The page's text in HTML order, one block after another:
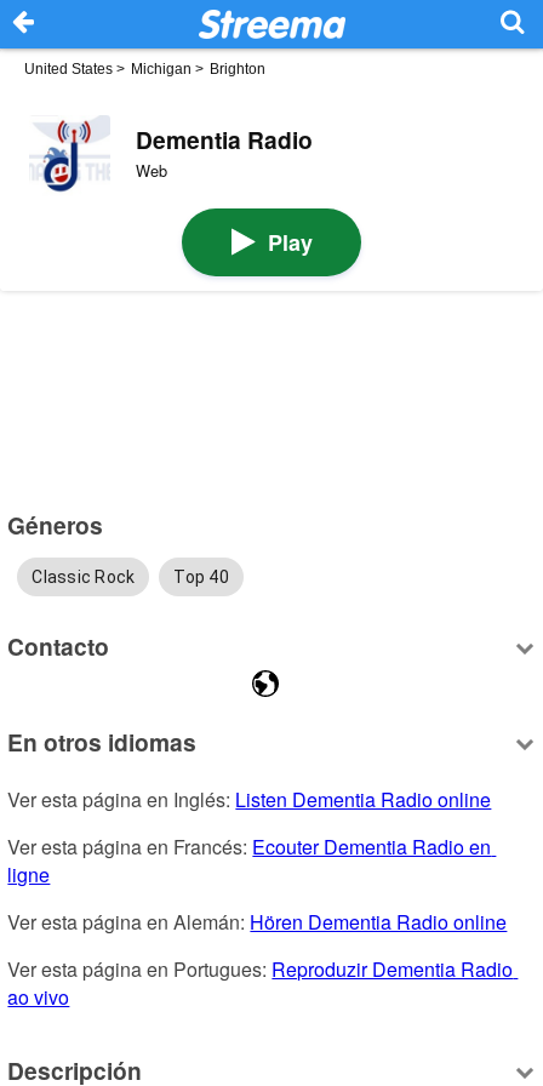
United States > Michigan > Brighton
Dementia Radio
Web
Play
Géneros
Classic Rock Top 40
Contacto
En otros idiomas
Ver esta página en Inglés: Listen Dementia Radio online
Ver esta página en Francés: Ecouter Dementia Radio en
ligne
Ver esta página en Alemán: Hören Dementia Radio online
Ver esta página en Portugues: Reproduzir Dementia Radio
ao vivo
Descripción